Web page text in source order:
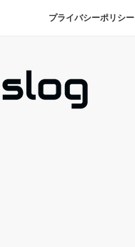
プライバシーポリシー